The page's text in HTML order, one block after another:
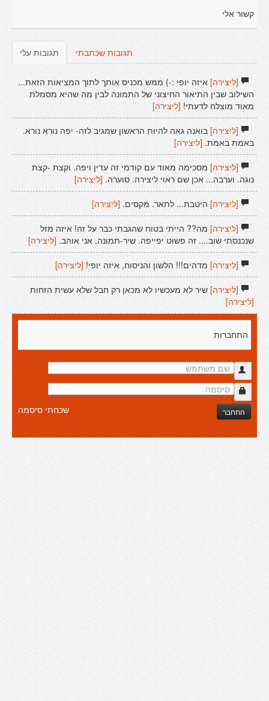
קשור אלי
תגובות עלי תגובות שכתבתי
[ליצירה]איזה יופי :-) ממש מכניס אותך לתוך המציאות הזאת...
השילוב שבין התיאור החיצוני של התמונה לבין מה שהיא מסמלת
מאוד מוצלח לדעתי! [ליצירה]
[ליצירה]בואנה גאה להיות הראשון שמגיב לזה- יפה נורא נורא.
באמת באמת. [ליצירה]
[ליצירה]מסכימה מאוד עם קודמי זה עדין ויפה. וקצת -קצת
נוגה. וערבה... אכן שם ראוי ליצירה. סוערה. [ליצירה]
[ליצירה]היטבת... לתאר. מקסים. [ליצירה]
[ליצירה]מה?? הייתי בטוח שהגבתי כבר על זה! איזה מזל
שנכנסתי שוב.... זה פשוט יפייפה. שיר-תמונה, אני אוהב.[ליצירה]
[ליצירה]מדהים!!! הלשון והניסוח, איזה יופי! [ליצירה]
[ליצירה]שיר לא מעכשיו לא מכאן רק חבל שלא עשית הזחות
[ליצירה]
התחברות
התחבר שכחתי סיסמה